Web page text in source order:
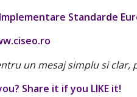
Standarde
un mesaj simplu si
Share it if you LIKE it!